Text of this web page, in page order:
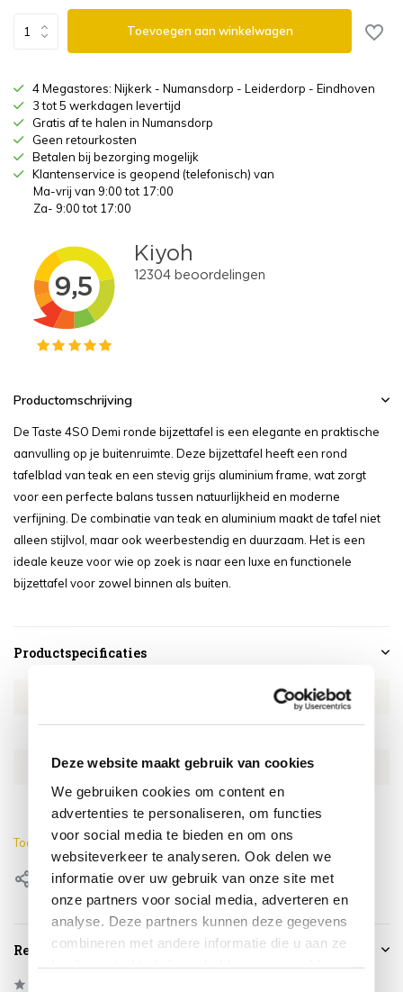
Deze website maakt gebruik van cookies
We gebruiken cookies om content en
advertenties te personaliseren, om functies
voor social media te bieden en om ons
websiteverkeer te analyseren. Ook delen we
informatie over uw gebruik van onze site met
onze partners voor social media, adverteren en
analyse. Deze partners kunnen deze gegevens
combineren met andere informatie die u aan ze
Toevoegen aan winkelwagen
4 Megastores: Nijkerk - Numansdorp - Leiderdorp - Eindhoven
3 tot 5 werkdagen levertijd
Gratis af te halen in Numansdorp
Geen retourkosten
Betalen bij bezorging mogelijk
Klantenservice is geopend (telefonisch) van
Ma-vrij van 9:00 tot 17:00
Za- 9:00 tot 17:00
Productomschrijving
De Taste 4SO Demi ronde bijzettafel is een elegante en praktische
aanvulling op je buitenruimte. Deze bijzettafel heeft een rond
tafelblad van teak en een stevig grijs aluminium frame, wat zorgt
voor een perfecte balans tussen natuurlijkheid en moderne
verfijning. De combinatie van teak en aluminium maakt de tafel niet
alleen stijlvol, maar ook weerbestendig en duurzaam. Het is een
ideale keuze voor wie op zoek is naar een luxe en functionele
bijzettafel voor zowel binnen als buiten.
Productspecificaties
EAN 8720087022765
Breedte
Toon meer
Delen
Reviews